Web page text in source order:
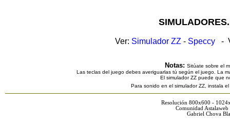
Ver: Simulador ZZ - Speccy -
Notas: Sitúate sobre el
Las teclas del juego debes averiguarlas tú según el juego. La
El simulador ZZ puede que
Para sonido en el simulador ZZ, instala
Resolución 800x600 -
Comunidad
Gabriel Chova